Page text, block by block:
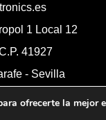
1 Local 12
41927
- Sevilla
ofrecerte la mejor